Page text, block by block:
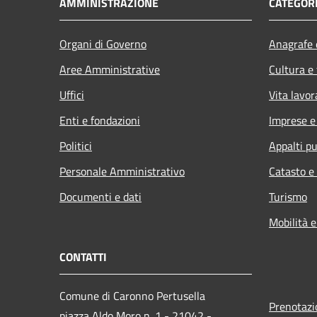
Organi di Governo
Aree Amministrative
Uffici
Enti e fondazioni
Politici
Personale Amministrativo
Documenti e dati
Cultura
Vita
Imprese
Appalti
Catasto
Turismo
Mobilità
CONTATTI
Comune di Caronno Pertusella